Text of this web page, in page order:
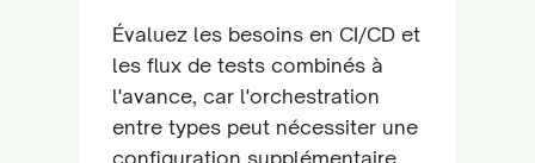
Évaluez les besoins en CI/CD et
les flux de tests combinés à
l'avance, car l'orchestration
entre types peut nécessiter une
configuration supplémentaire.